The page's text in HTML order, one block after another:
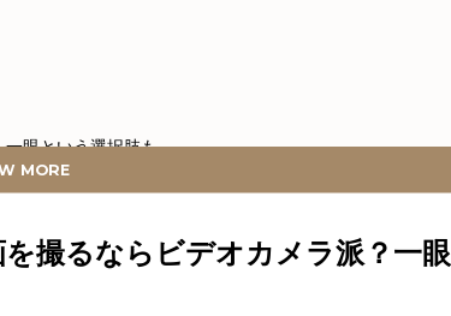
眼という選択肢も。
マチックな映像で切り取ろう。
MORE
撮るならビデオカメラ派？一眼